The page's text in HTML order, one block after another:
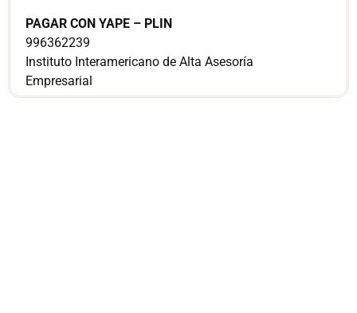
PAGAR CON YAPE – PLIN
996362239
Instituto Interamericano de Alta Asesoría
Empresarial